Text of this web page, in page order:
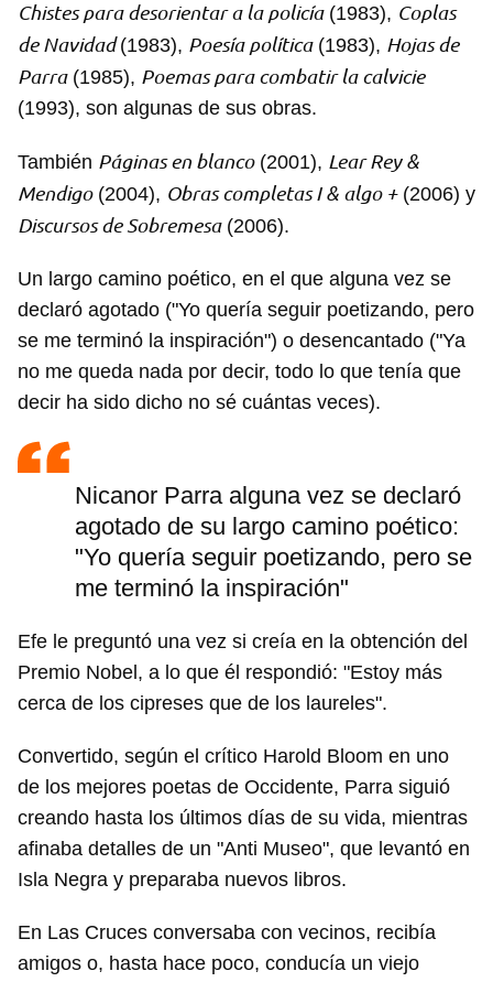
Chistes para desorientar a la policía(1983), Coplas
de Navidad(1983), Poesía política(1983), Hojas de
Parra(1985), Poemas para combatir la calvicie
(1993), son algunas de sus obras.
También Páginas en blanco(2001), Lear Rey &
Mendigo(2004), Obras completas I & algo +(2006) y
Discursos de Sobremesa(2006).
Un largo camino poético, en el que alguna vez se
declaró agotado ("Yo quería seguir poetizando, pero
se me terminó la inspiración") o desencantado ("Ya
no me queda nada por decir, todo lo que tenía que
decir ha sido dicho no sé cuántas veces).
Nicanor Parra alguna vez se declaró
agotado de su largo camino poético:
"Yo quería seguir poetizando, pero se
me terminó la inspiración"
Efe le preguntó una vez si creía en la obtención del
Premio Nobel, a lo que él respondió: "Estoy más
cerca de los cipreses que de los laureles".
Convertido, según el crítico Harold Bloom en uno
de los mejores poetas de Occidente, Parra siguió
creando hasta los últimos días de su vida, mientras
afinaba detalles de un "Anti Museo", que levantó en
Isla Negra y preparaba nuevos libros.
En Las Cruces conversaba con vecinos, recibía
amigos o, hasta hace poco, conducía un viejo